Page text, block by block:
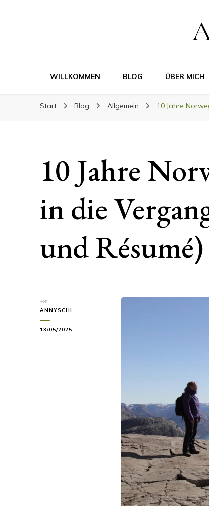
WILLKOMMEN BLOG ÜBER MICH
Start Blog Allgemein 10 Jahre
10 Jahre
in die
und Résumé)
von
ANNYSCHI
13/05/2025